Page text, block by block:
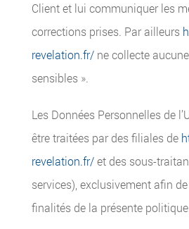
Client et lui communiquer les
corrections prises. Par ailleurs
revelation.fr/ne collecte
sensibles ».
Les Données Personnelles de
être traitées par des filiales de
revelation.fr/et des sous-
services), exclusivement afin
finalités de la présente politique.